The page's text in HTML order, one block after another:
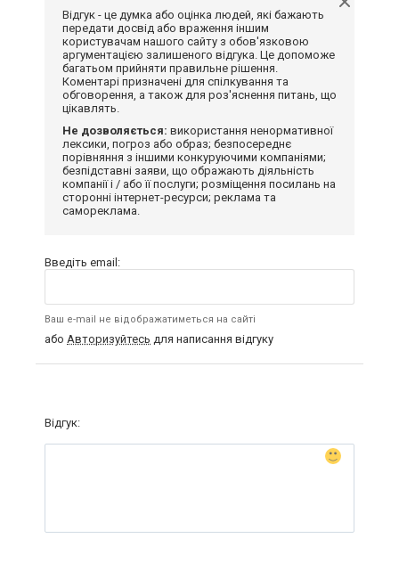
Відгук - це думка або оцінка людей, які бажають
передати досвід або враження іншим
користувачам нашого сайту з обов'язковою
аргументацією залишеного відгука. Це допоможе
багатьом прийняти правильне рішення.
Коментарі призначені для спілкування та
обговорення, а також для роз'яснення питань, що
цікавлять.
Не дозволяється: використання ненормативної
лексики, погроз або образ; безпосереднє
порівняння з іншими конкуруючими компаніями;
безпідставні заяви, що ображають діяльність
компанії і / або її послуги; розміщення посилань на
сторонні інтернет-ресурси; реклама та
самореклама.
Введіть email:
Ваш e-mail не відображатиметься на сайті
або Авторизуйтесь для написання відгуку
Відгук: